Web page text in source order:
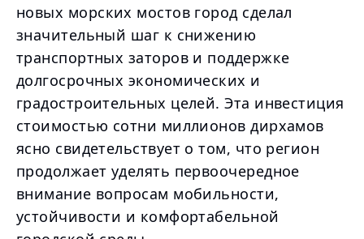
новых морских мостов город сделал
значительный шаг к снижению
транспортных заторов и поддержке
долгосрочных экономических и
градостроительных целей. Эта инвестиция
стоимостью сотни миллионов дирхамов
ясно свидетельствует о том, что регион
продолжает уделять первоочередное
внимание вопросам мобильности,
устойчивости и комфортабельной